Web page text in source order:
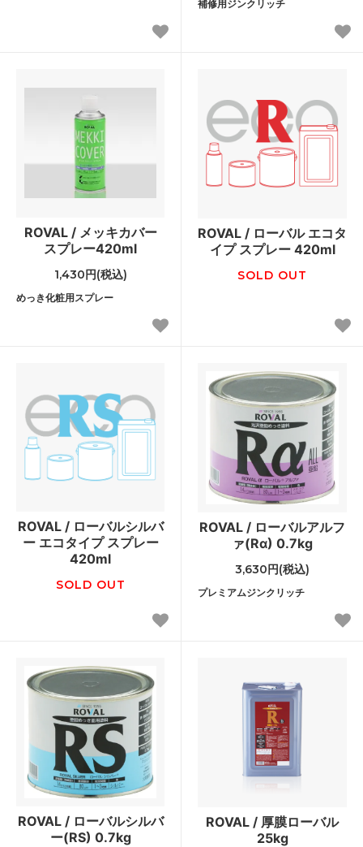
補修用ジンクリッチ
ROVAL / メッキカバー
スプレー420ml
1,430円(税込)
めっき化粧用スプレー
ROVAL / ローバル エコタ
イプ スプレー 420ml
SOLD OUT
ROVAL / ローバルシルバ
ー エコタイプ スプレー
420ml
SOLD OUT
ROVAL / ローバルアルフ
ァ(Rα) 0.7kg
3,630円(税込)
プレミアムジンクリッチ
ROVAL / ローバルシルバ
ー(RS) 0.7kg
ROVAL / 厚膜ローバル
25kg